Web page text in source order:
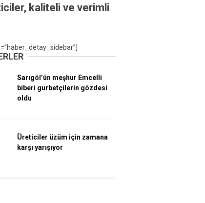
kaliteli ve verimli
Sarıgöl’ün meşhur Emcelli
biberi gurbetçilerin gözdesi
oldu
Üreticiler üzüm için zamana
karşı yarışıyor